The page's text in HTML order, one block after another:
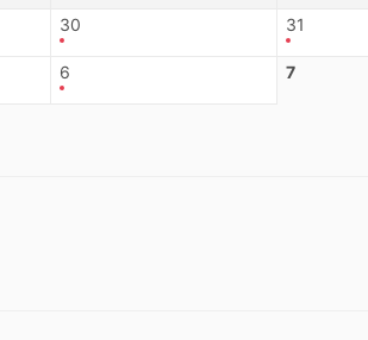
30 31
6 7